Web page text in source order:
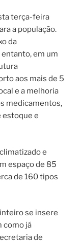
terça-feira
a população.
da
em um
aos mais de 5
e a melhoria
medicamentos,
estoque e
e
espaço de 85
de 160 tipos
se insere
como já
de